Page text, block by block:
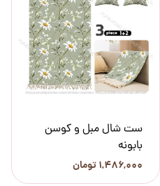
ست شال مبل و کوسن
بابونه
۱,۴۸۶,۰۰۰ تومان